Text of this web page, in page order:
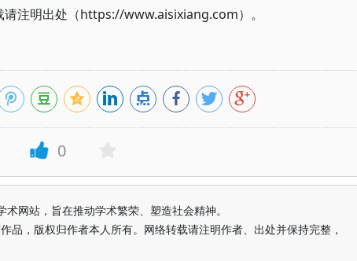
注明出处（https://www.aisixiang.com）。
0
网站，旨在推动学术繁荣、塑造社会精神。
品，版权归作者本人所有。网络转载请注明作者、出处并保持完整，